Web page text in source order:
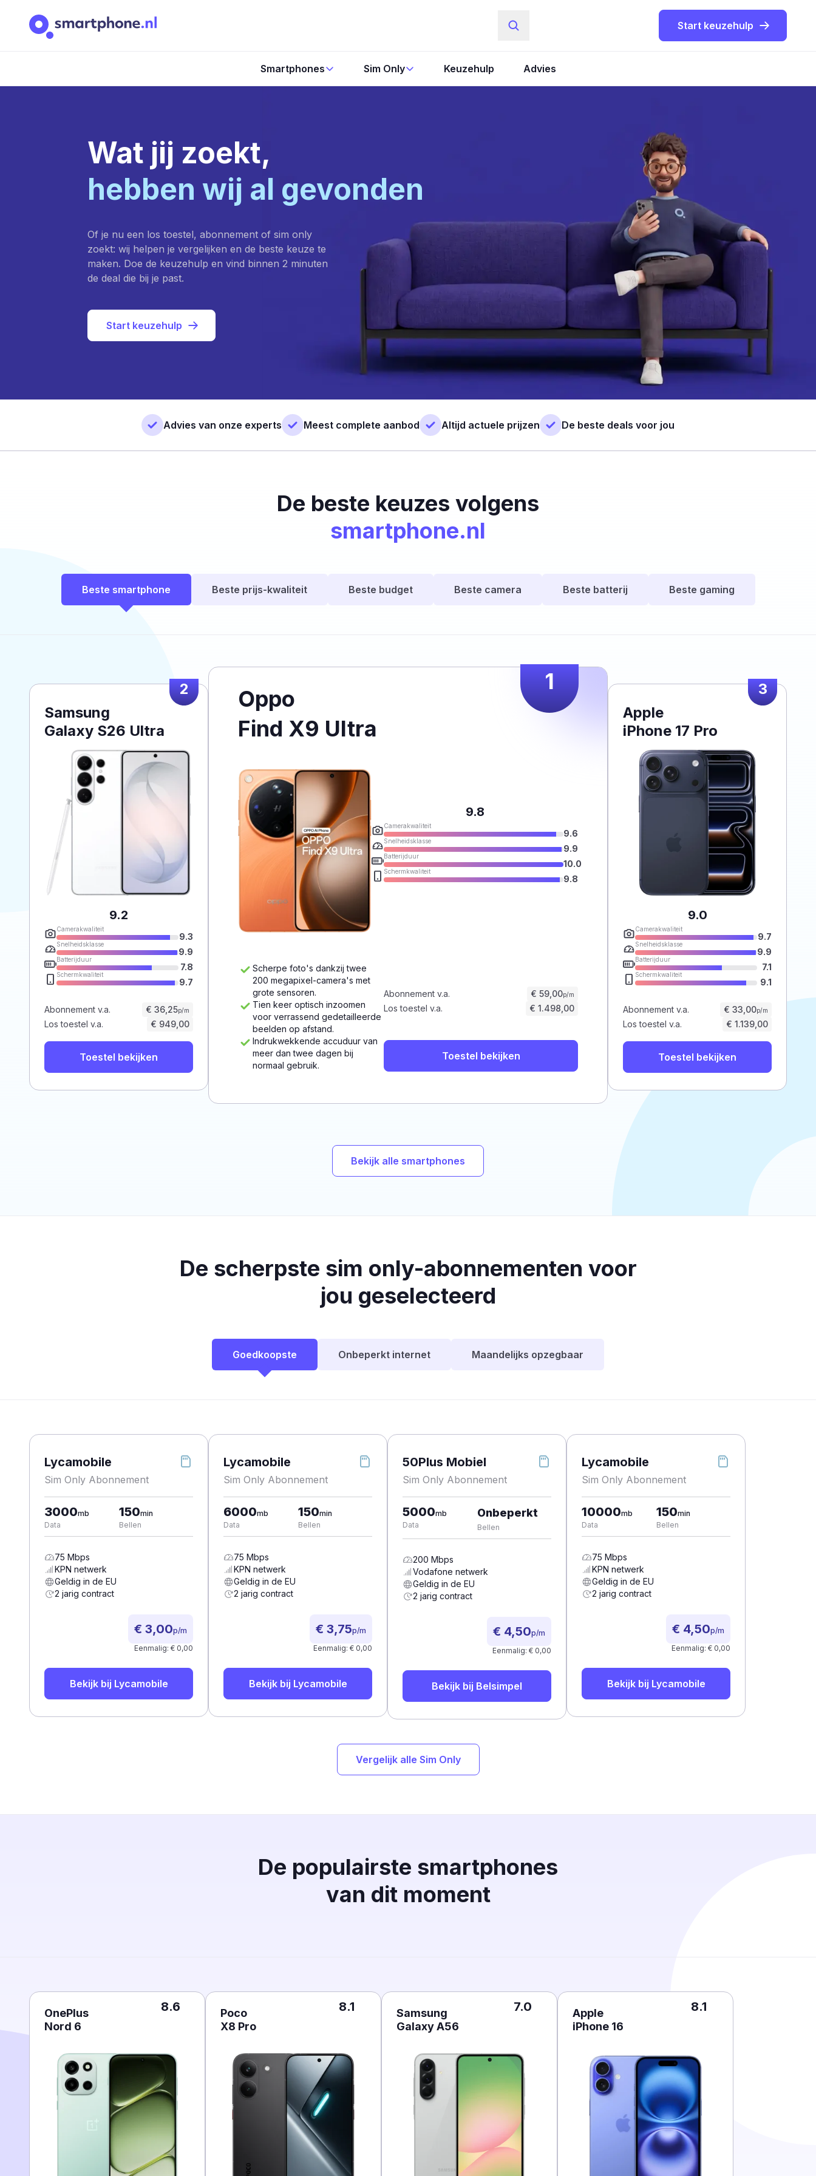
Start keuzehulp
Smartphones Sim Only Keuzehulp Advies
Wat jij zoekt,
hebben wij al gevonden
Of je nu een los toestel, abonnement of sim only
zoekt: wij helpen je vergelijken en de beste keuze te
maken. Doe de keuzehulp en vind binnen 2 minuten
de deal die bij je past.
Start keuzehulp
Advies van onze experts Meest complete aanbod Altijd actuele prijzen De beste deals voor jou
De beste keuzes volgens
smartphone.nl
Beste smartphone Beste prijs-kwaliteit Beste budget Beste camera Beste batterij Beste gaming
1
Oppo
Find X9 Ultra
9.8
Camerakwaliteit
9.6
Snelheidsklasse
9.9
Batterijduur
10.0
Schermkwaliteit
9.8
Scherpe foto's dankzij twee
200 megapixel-camera's met
grote sensoren.
Tien keer optisch inzoomen
voor verrassend gedetailleerde
beelden op afstand.
Indrukwekkende accuduur van
meer dan twee dagen bij
normaal gebruik.
Abonnement v.a. € 59,00p/m
Los toestel v.a. € 1.498,00
Toestel bekijken
2
Samsung
Galaxy S26 Ultra
9.2
Camerakwaliteit
9.3
Snelheidsklasse
9.9
Batterijduur
7.8
Schermkwaliteit
9.7
Abonnement v.a. € 36,25p/m
Los toestel v.a. € 949,00
Toestel bekijken
3
Apple
iPhone 17 Pro
9.0
Camerakwaliteit
9.7
Snelheidsklasse
9.9
Batterijduur
7.1
Schermkwaliteit
9.1
Abonnement v.a. € 33,00p/m
Los toestel v.a. € 1.139,00
Toestel bekijken
Bekijk alle smartphones
De scherpste sim only-abonnementen voor
jou geselecteerd
Goedkoopste Onbeperkt internet Maandelijks opzegbaar
Lycamobile
Sim Only Abonnement
3000mb
Data
150min
Bellen
75 Mbps
KPN netwerk
Geldig in de EU
2 jarig contract
€ 3,00p/m
Eenmalig: € 0,00
Bekijk bij Lycamobile
Lycamobile
Sim Only Abonnement
6000mb
Data
150min
Bellen
75 Mbps
KPN netwerk
Geldig in de EU
2 jarig contract
€ 3,75p/m
Eenmalig: € 0,00
Bekijk bij Lycamobile
50Plus Mobiel
Sim Only Abonnement
5000mb
Data
Onbeperkt
Bellen
200 Mbps
Vodafone netwerk
Geldig in de EU
2 jarig contract
€ 4,50p/m
Eenmalig: € 0,00
Bekijk bij Belsimpel
Lycamobile
Sim Only Abonnement
10000mb
Data
150min
Bellen
75 Mbps
KPN netwerk
Geldig in de EU
2 jarig contract
€ 4,50p/m
Eenmalig: € 0,00
Bekijk bij Lycamobile
Vergelijk alle Sim Only
De populairste smartphones
van dit moment
OnePlus
Nord 6
8.6
Poco
X8 Pro
8.1
Samsung
Galaxy A56
7.0
Apple
iPhone 16
8.1